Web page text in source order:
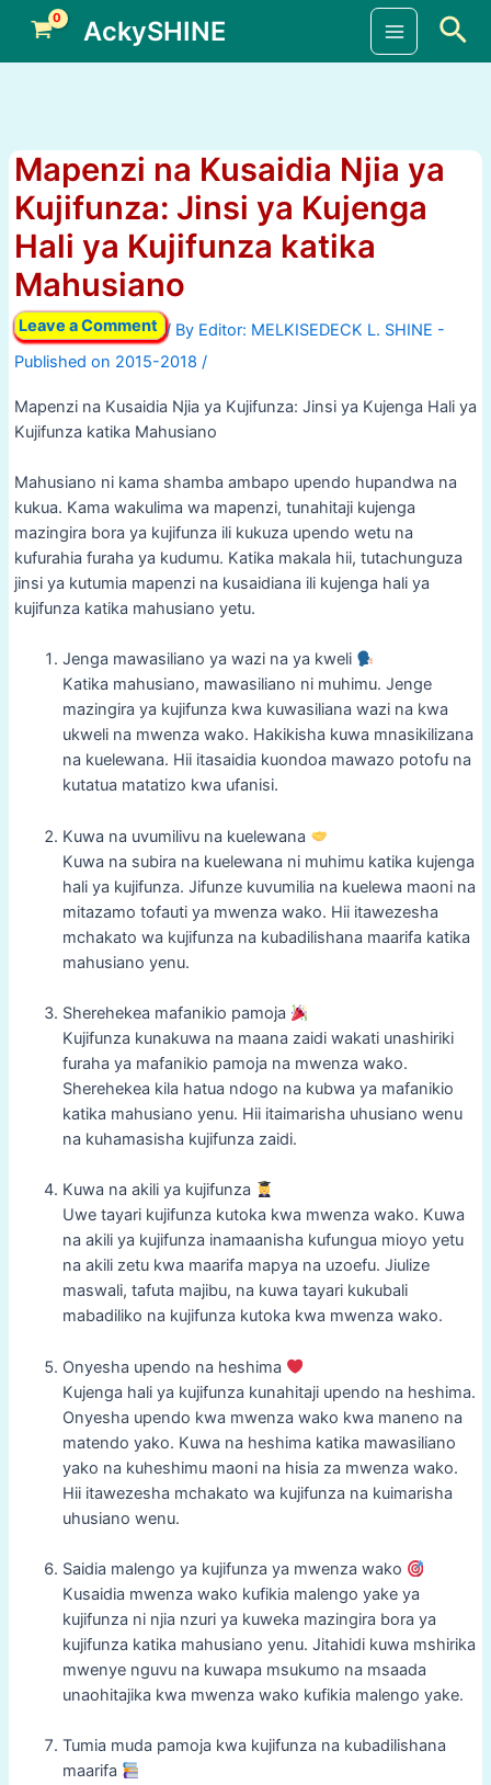
content
AckySHINE
Main
Mapenzi na Kusaidia Njia ya
Kujifunza: Jinsi ya Kujenga
Hali ya Kujifunza katika
Mahusiano
Leave a Comment / By
/
Mapenzi na Kusaidia Njia ya Kujifunza: Jinsi ya Kujenga Hali ya
Kujifunza katika Mahusiano
Mahusiano ni kama shamba ambapo upendo hupandwa na
kukua. Kama wakulima wa mapenzi, tunahitaji kujenga
mazingira bora ya kujifunza ili kukuza upendo wetu na
kufurahia furaha ya kudumu. Katika makala hii, tutachunguza
jinsi ya kutumia mapenzi na kusaidiana ili kujenga hali ya
kujifunza katika mahusiano yetu.
Jenga mawasiliano ya wazi na ya kweli
Katika mahusiano, mawasiliano ni muhimu. Jenge
mazingira ya kujifunza kwa kuwasiliana wazi na kwa
ukweli na mwenza wako. Hakikisha kuwa mnasikilizana
na kuelewana. Hii itasaidia kuondoa mawazo potofu na
kutatua matatizo kwa ufanisi.
Kuwa na uvumilivu na kuelewana
Kuwa na subira na kuelewana ni muhimu katika kujenga
hali ya kujifunza. Jifunze kuvumilia na kuelewa maoni na
mitazamo tofauti ya mwenza wako. Hii itawezesha
mchakato wa kujifunza na kubadilishana maarifa katika
mahusiano yenu.
Sherehekea mafanikio pamoja
Kujifunza kunakuwa na maana zaidi wakati unashiriki
furaha ya mafanikio pamoja na mwenza wako.
Sherehekea kila hatua ndogo na kubwa ya mafanikio
katika mahusiano yenu. Hii itaimarisha uhusiano wenu
na kuhamasisha kujifunza zaidi.
Kuwa na akili ya kujifunza
Uwe tayari kujifunza kutoka kwa mwenza wako. Kuwa
na akili ya kujifunza inamaanisha kufungua mioyo yetu
na akili zetu kwa maarifa mapya na uzoefu. Jiulize
maswali, tafuta majibu, na kuwa tayari kukubali
mabadiliko na kujifunza kutoka kwa mwenza wako.
Onyesha upendo na heshima
Kujenga hali ya kujifunza kunahitaji upendo na heshima.
Onyesha upendo kwa mwenza wako kwa maneno na
matendo yako. Kuwa na heshima katika mawasiliano
yako na kuheshimu maoni na hisia za mwenza wako.
Hii itawezesha mchakato wa kujifunza na kuimarisha
uhusiano wenu.
Saidia malengo ya kujifunza ya mwenza wako
Kusaidia mwenza wako kufikia malengo yake ya
kujifunza ni njia nzuri ya kuweka mazingira bora ya
kujifunza katika mahusiano yenu. Jitahidi kuwa mshirika
mwenye nguvu na kuwapa msukumo na msaada
unaohitajika kwa mwenza wako kufikia malengo yake.
Tumia muda pamoja kwa kujifunza na kubadilishana
maarifa